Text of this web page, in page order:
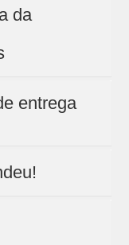
da
entrega